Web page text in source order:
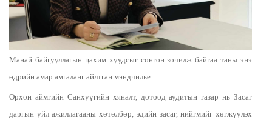
Манай байгууллагын цахим хуудсыг сонгон зочилж байгаа таны энэ
өдрийн амар амгаланг айлтган мэндчилье.
Орхон аймгийн Санхүүгийн хяналт, дотоод аудитын газар нь Засаг
даргын үйл ажиллагааны хөтөлбөр, эдийн засаг, нийгмийг хөгжүүлэх